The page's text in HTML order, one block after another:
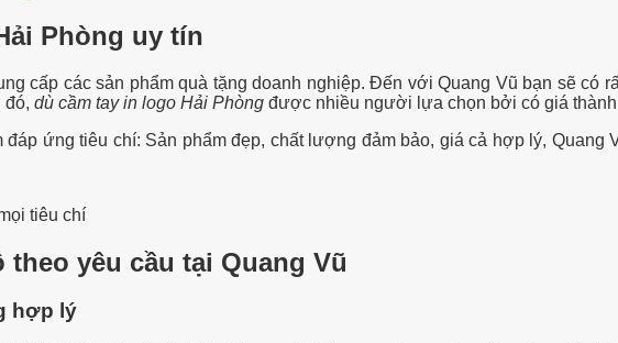
Phòng uy tín
cấp các sản phẩm quà tặng doanh nghiệp. Đến với Quang Vũ bạn sẽ có
đó, dù cầm tay in logo Hải Phòng được nhiều người lựa chọn bởi có giá thành
ứng tiêu chí: Sản phẩm đẹp, chất lượng đảm bảo, giá cả hợp lý, Quang
tiêu chí
yêu cầu tại Quang Vũ
hợp lý